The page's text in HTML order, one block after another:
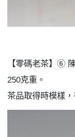
【零碼老茶】⑥
250克重。
茶品取得時模樣，